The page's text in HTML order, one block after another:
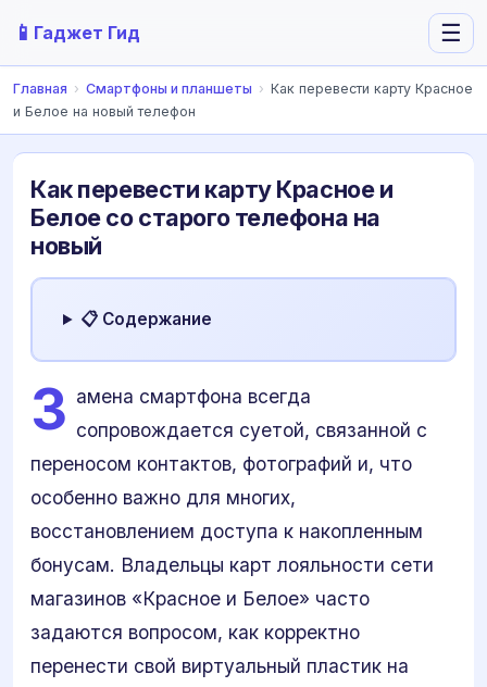
📱 Гаджет Гид ☰
Главная › Смартфоны и планшеты › Как перевести карту Красное
и Белое на новый телефон
Как перевести карту Красное и
Белое со старого телефона на
новый
📋 Содержание
З амена смартфона всегда
сопровождается суетой, связанной с
переносом контактов, фотографий и, что
особенно важно для многих,
восстановлением доступа к накопленным
бонусам. Владельцы карт лояльности сети
магазинов «Красное и Белое» часто
задаются вопросом, как корректно
перенести свой виртуальный пластик на